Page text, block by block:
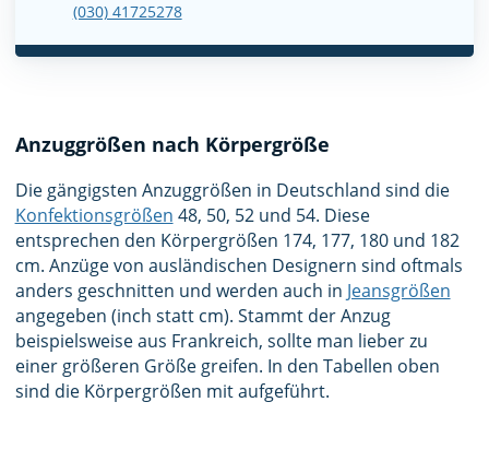
(030) 41725278
Anzuggrößen nach Körpergröße
Die gängigsten Anzuggrößen in Deutschland sind die
Konfektionsgrößen 48, 50, 52 und 54. Diese
entsprechen den Körpergrößen 174, 177, 180 und 182
cm. Anzüge von ausländischen Designern sind oftmals
anders geschnitten und werden auch in Jeansgrößen
angegeben (inch statt cm). Stammt der Anzug
beispielsweise aus Frankreich, sollte man lieber zu
einer größeren Größe greifen. In den Tabellen oben
sind die Körpergrößen mit aufgeführt.